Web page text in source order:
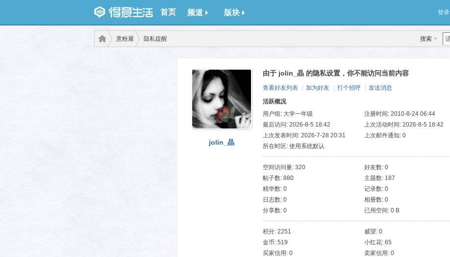
首页 频道 版块 登录
搜索
意粉屋 隐私提醒
jolin_晶
由于 jolin_晶 的隐私设置，你不能访问当前内容
查看好友列表 加为好友 打个招呼
发送消息
活跃概况
用户组: 大学一年级
注册时间: 2010-8-24 06:44
最后访问: 2026-8-5 18:42
上次活动时间: 2026-8-5 18:42
上次发表时间: 2026-7-28 20:31
上次邮件通知: 0
所在时区: 使用系统默认
空间访问量: 320
好友数: 0
帖子数: 880
主题数: 187
精华数: 0
记录数: 0
日志数: 0
相册数: 0
分享数: 0
已用空间: 0 B
积分: 2251
威望: 0
金币: 519
小红花: 65
买家信用: 0
卖家信用: 0